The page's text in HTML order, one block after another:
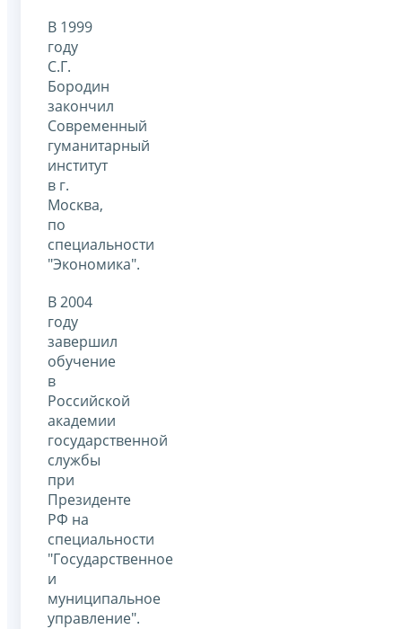
В 1999
году
С.Г.
Бородин
закончил
Современный
гуманитарный
институт
в г.
Москва,
по
специальности
"Экономика".
В 2004
году
завершил
обучение
в
Российской
академии
государственной
службы
при
Президенте
РФ на
специальности
"Государственное
и
муниципальное
управление".